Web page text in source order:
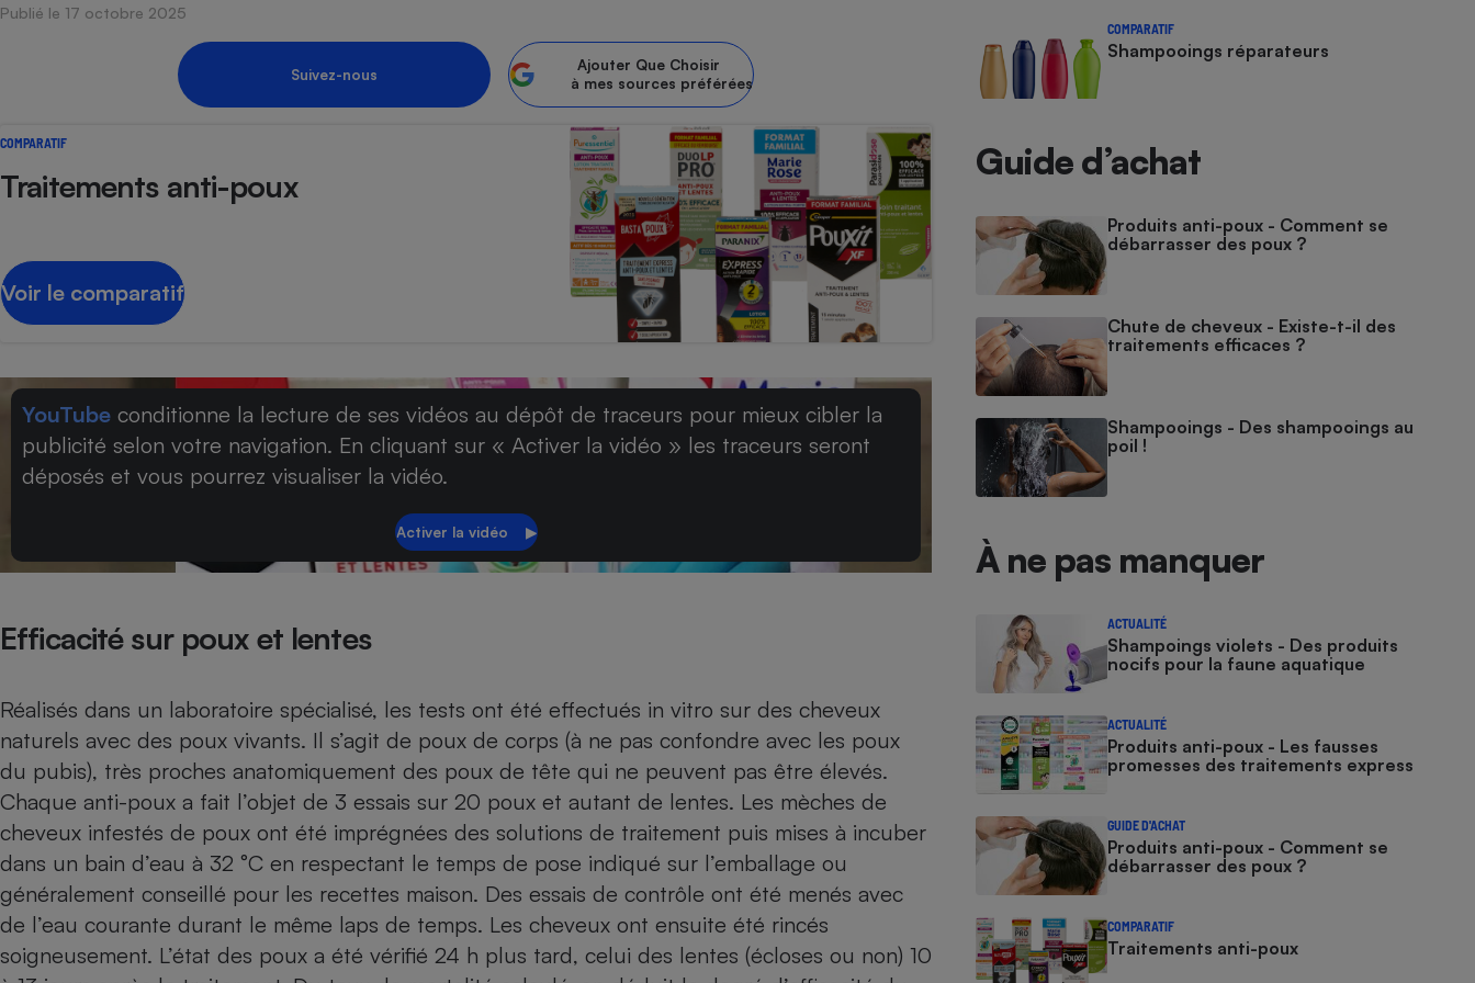
Publié le 17 octobre 2025
Suivez-nous
Ajouter Que Choisir
à mes sources préférées
COMPARATIF
Traitements anti-poux
Voir le comparatif
YouTube conditionne la lecture de ses vidéos au dépôt de traceurs pour mieux cibler la
publicité selon votre navigation. En cliquant sur « Activer la vidéo » les traceurs seront
déposés et vous pourrez visualiser la vidéo.
Efficacité sur poux et lentes
Réalisés dans un laboratoire spécialisé, les tests ont été effectués in vitro sur des cheveux
naturels avec des poux vivants. Il s’agit de poux de corps (à ne pas confondre avec les poux
du pubis), très proches anatomiquement des poux de tête qui ne peuvent pas être élevés.
Chaque anti-poux a fait l’objet de 3 essais sur 20 poux et autant de lentes. Les mèches de
cheveux infestés de poux ont été imprégnées des solutions de traitement puis mises à incuber
dans un bain d’eau à 32 °C en respectant le temps de pose indiqué sur l’emballage ou
généralement conseillé pour les recettes maison. Des essais de contrôle ont été menés avec
de l’eau courante durant le même laps de temps. Les cheveux ont ensuite été rincés
soigneusement. L’état des poux a été vérifié 24 h plus tard, celui des lentes (écloses ou non) 10
COMPARATIF
Shampooings réparateurs
Guide d’achat
Produits anti-poux - Comment se
débarrasser des poux ?
Chute de cheveux - Existe-t-il des
traitements efficaces ?
Shampooings - Des shampooings au
poil !
À ne pas manquer
ACTUALITÉ
Shampoings violets - Des produits
nocifs pour la faune aquatique​​​​​​
ACTUALITÉ
Produits anti-poux - Les fausses
promesses des traitements express
GUIDE D'ACHAT
Produits anti-poux - Comment se
débarrasser des poux ?
COMPARATIF
Traitements anti-poux
Champagne - Comment choisir une
bouteille de champagne
Assurance vie
Gros électroménager
Petit électroménager - Ustensile
Lave-linge Lave-vaisselle
Climatiseur -
Ventilateur
Aspirateur
Téléphonie
Ordinateur portable
Téléphone mobile -
Appareil photo
Antivirus
Poêle à granulés
Climatiseur -
Ventilateur
Lessive
Aide auditive
Antimoustique Crème solaire